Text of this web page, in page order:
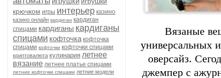
крючком игры интерьер казино
казино онлайн кардиган кардиган
спицами кардиганы кардиганы
спицами кофточка кофточка
спицами кофточки кофточки спицами
криптовалюта кулинария летнее
вязание летнее платье спицами
летние кофточки спицами летние модели
Вязаные
универсальных
оверсайз.
джемпер с